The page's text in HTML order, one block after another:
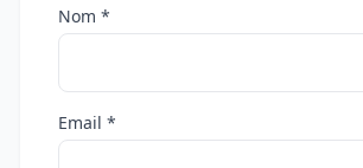
Nom *
Email *